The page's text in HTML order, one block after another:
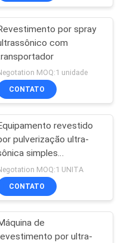
por spray
com
MOQ:1 unidade
CONTATO
revestido
pulverização ultra-
simples
de laboratório
precisão
MOQ:1 UNITA
CONTATO
de
por ultra-